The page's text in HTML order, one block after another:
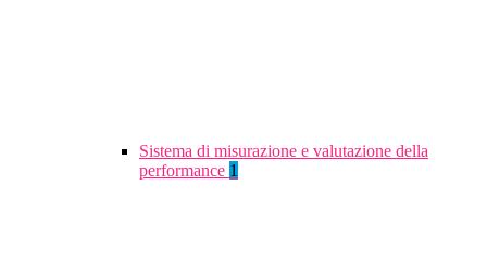
Sistema di misurazione e valutazione della
performance 1